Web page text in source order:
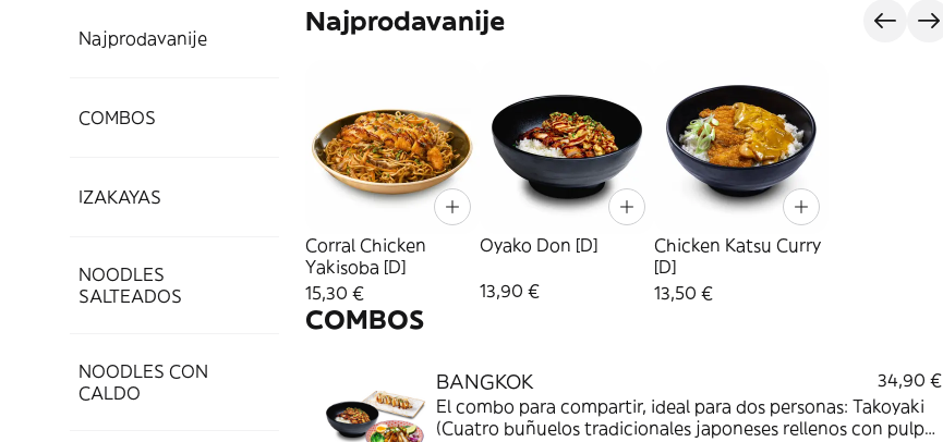
Najprodavanije
COMBOS
IZAKAYAS
NOODLES
SALTEADOS
NOODLES CON
CALDO
Najprodavanije
Corral Chicken
Yakisoba [D]
15,30 €
Oyako Don [D]
13,90 €
Chicken Katsu Curry
[D]
13,50 €
COMBOS
BANGKOK
34,90 €
El combo para compartir, ideal para dos personas: Takoyaki
(Cuatro buñuelos tradicionales japoneses rellenos con pulpo,